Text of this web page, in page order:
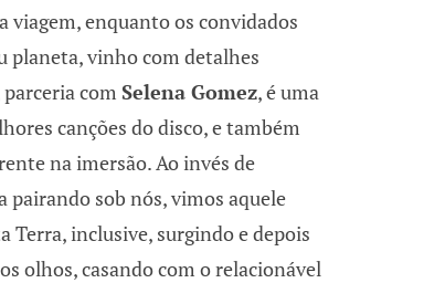
enquanto os convidados
planeta, vinho com detalhes
com Selena Gomez, é uma
canções do disco, e também
na imersão. Ao invés de
sob nós, vimos aquele
Terra, inclusive, surgindo e depois
olhos, casando com o relacionável